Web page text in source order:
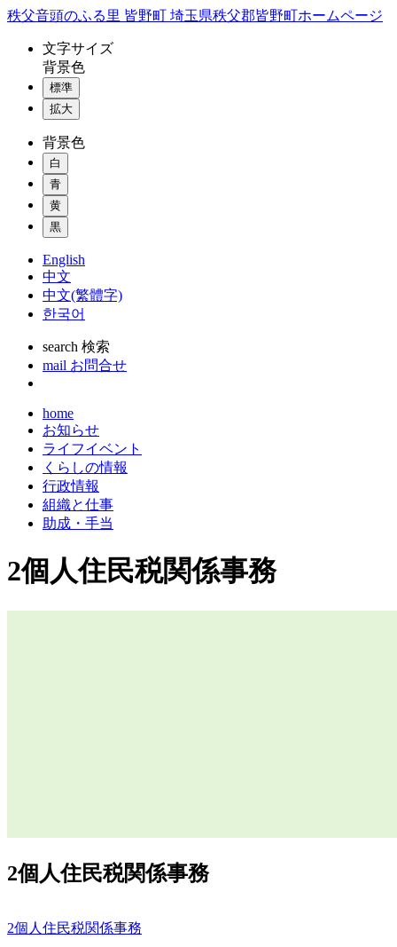
コ
秩父音頭のふる里 皆野町 埼玉県秩父郡皆野町ホームページ
文字サイズ
背景色
標準
拡大
背景色
白
青
黄
黒
English
中文
中文(繁體字)
한국어
search 検索
mail お問合せ
home
お知らせ
ライフイベント
くらしの情報
行政情報
組織と仕事
助成・手当
2個人住民税関係事務
2個人住民税関係事務
2個人住民税関係事務